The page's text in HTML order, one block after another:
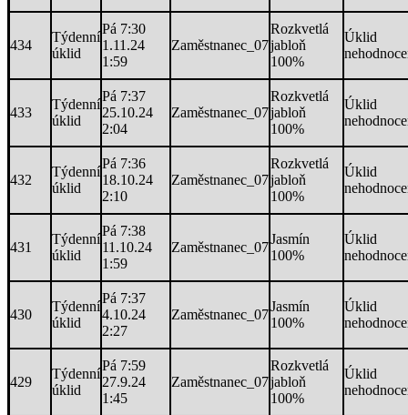
434
Týdenní
úklid
Pá 7:30
1.11.24
1:59
Zaměstnanec_07
Rozkvetlá
jabloň
100%
Úklid
433
Týdenní
úklid
Pá 7:37
25.10.24
2:04
Zaměstnanec_07
Rozkvetlá
jabloň
100%
Úklid
432
Týdenní
úklid
Pá 7:36
18.10.24
2:10
Zaměstnanec_07
Rozkvetlá
jabloň
100%
Úklid
431
Týdenní
úklid
Pá 7:38
11.10.24
1:59
Zaměstnanec_07
Jasmín
100%
Úklid
430
Týdenní
úklid
Pá 7:37
4.10.24
2:27
Zaměstnanec_07
Jasmín
100%
Úklid
429
Týdenní
úklid
Pá 7:59
27.9.24
1:45
Zaměstnanec_07
Rozkvetlá
jabloň
100%
Úklid